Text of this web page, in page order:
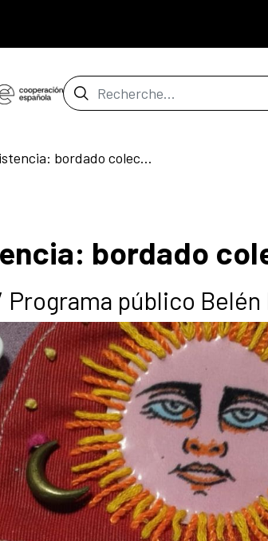
Barre de recherche
Puntadas de resistencia: bordado colectivo
bordado
público Belén